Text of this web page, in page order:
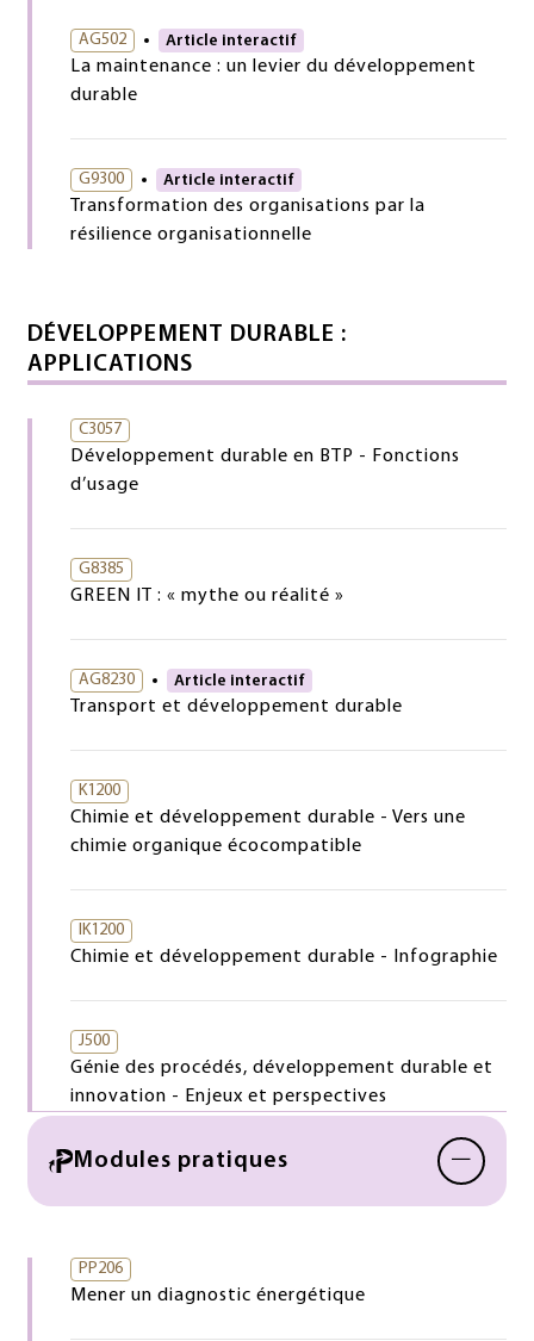
AG502 Article interactif
La maintenance : un levier du développement
durable
G9300 Article interactif
Transformation des organisations par la
résilience organisationnelle
DÉVELOPPEMENT DURABLE :
APPLICATIONS
C3057
Développement durable en BTP - Fonctions
d’usage
G8385
GREEN IT : « mythe ou réalité »
AG8230 Article interactif
Transport et développement durable
K1200
Chimie et développement durable - Vers une
chimie organique écocompatible
IK1200
Chimie et développement durable - Infographie
J500
Génie des procédés, développement durable et
innovation - Enjeux et perspectives
Modules pratiques −
PP206
Mener un diagnostic énergétique